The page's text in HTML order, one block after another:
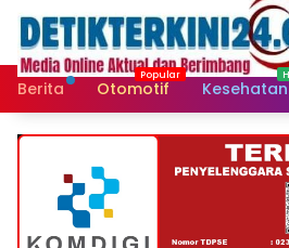
Langsung
konten
Berita
Otomotif Kesehatan